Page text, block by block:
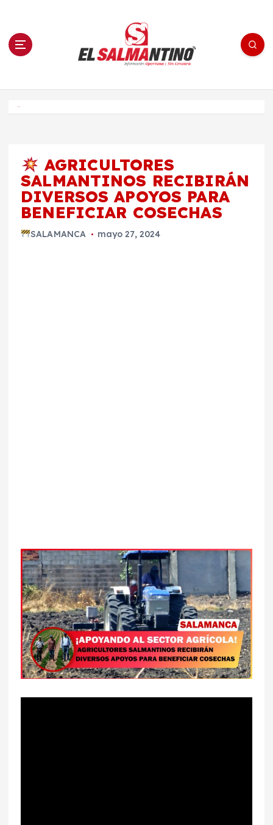
n El Salmantino - medios/noticias/editorial
AGRICULTORES
SALMANTINOS RECIBIRÁN
DIVERSOS APOYOS PARA
BENEFICIAR COSECHAS
SALAMANCA mayo 27, 2024